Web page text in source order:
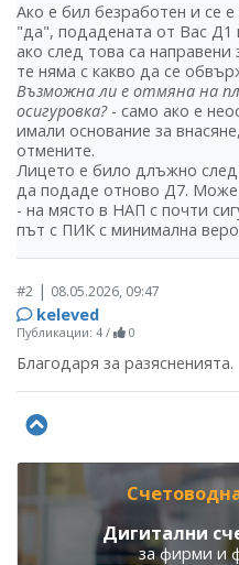
Ако е бил безработен и се е
"да", подадената от Вас Д1
ако след това са
те няма с какво да се
Възможна ли е отмяна на
осигуровка? - само ако е
имали основание за
отмените.
Лицето е било длъжно
да подаде отново Д7.
- на място в НАП с почти
път с ПИК с минимална
#2 | 08.05.2026, 09:47
keleved
Публикации: 4 / 0
Благодаря за разясненията.
Дигитални
за фирми и